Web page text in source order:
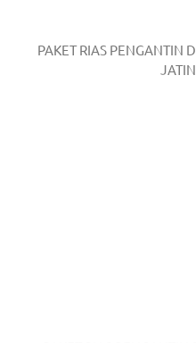
PAKET RIAS PENGANTIN